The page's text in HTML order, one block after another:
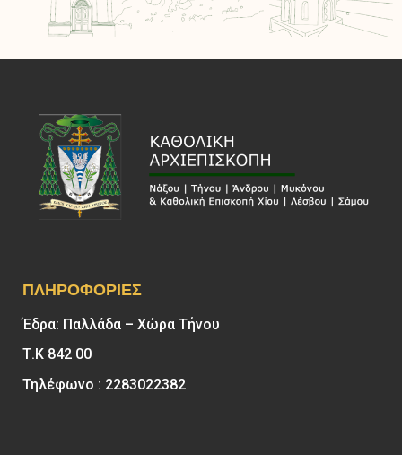
ΠΛΗΡΟΦΟΡΊΕΣ
Έδρα: Παλλάδα – Χώρα Τήνου
Τ.Κ 842 00
Τηλέφωνο : 2283022382